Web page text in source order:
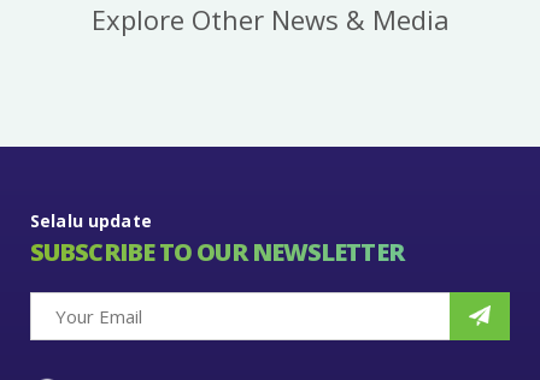
Explore Other News & Media
Selalu update
SUBSCRIBE TO OUR NEWSLETTER